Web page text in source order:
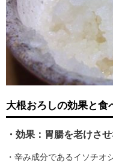
大根おろしの効果と食
・効果：胃腸を老けさ
・辛み成分であるイソチオ